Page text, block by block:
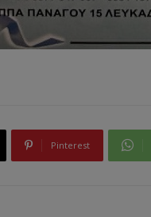
Pinterest